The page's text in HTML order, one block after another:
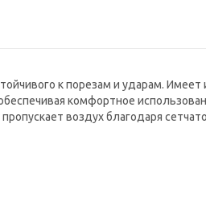
к порезам и ударам.
комфортное
воздух благодаря